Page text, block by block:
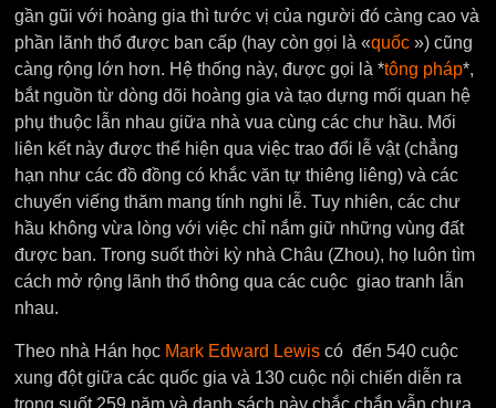
gần gũi với hoàng gia thì tước vị của người đó càng cao và
phần lãnh thổ được ban cấp (hay còn gọi là «quốc ») cũng
càng rộng lớn hơn. Hệ thống này, được gọi là *tông pháp*,
bắt nguồn từ dòng dõi hoàng gia và tạo dựng mối quan hệ
phụ thuộc lẫn nhau giữa nhà vua cùng các chư hầu. Mối
liên kết này được thể hiện qua việc trao đổi lễ vật (chẳng
hạn như các đồ đồng có khắc văn tự thiêng liêng) và các
chuyến viếng thăm mang tính nghi lễ. Tuy nhiên, các chư
hầu không vừa lòng với việc chỉ nắm giữ những vùng đất
được ban. Trong suốt thời kỳ nhà Châu (Zhou), họ luôn tìm
cách mở rộng lãnh thổ thông qua các cuộc giao tranh lẫn
nhau.
Theo nhà Hán học Mark Edward Lewis có đến 540 cuộc
xung đột giữa các quốc gia và 130 cuộc nội chiến diễn ra
trong suốt 259 năm và danh sách này chắc chắn vẫn chưa